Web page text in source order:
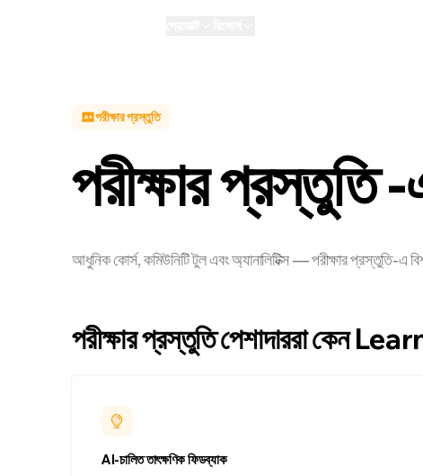
পরীক্ষার প্রস্তুতি
পরীক্ষার প্রস্তুতি
আধুনিক কোর্স, কমিউনিটি টুল এবং অ্যানালিটিক্স — পরীক্ষার প্রস্তুতি-এ
পরীক্ষার প্রস্তুতি পেশাদাররা কেন
AI-চালিত তাৎক্ষণিক ফিডব্যাক